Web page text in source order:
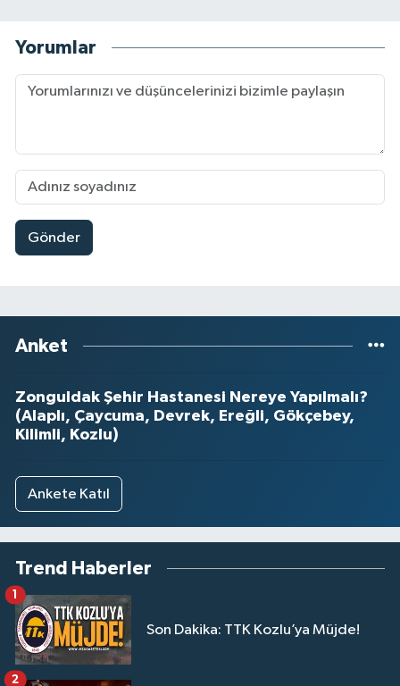
Yorumlar
Gönder
Anket
Zonguldak Şehir Hastanesi Nereye Yapılmalı?
(Alaplı, Çaycuma, Devrek, Ereğli, Gökçebey,
Kilimli, Kozlu)
Ankete Katıl
Trend Haberler
Son Dakika: TTK Kozlu’ya Müjde!
1
2